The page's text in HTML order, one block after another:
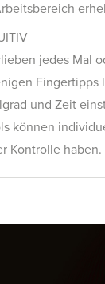
jedes Mal
Fingertipps
und Zeit
können
Kontrolle haben.